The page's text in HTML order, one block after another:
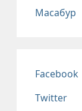
Масабур
Соц сети
Facebook
Twitter